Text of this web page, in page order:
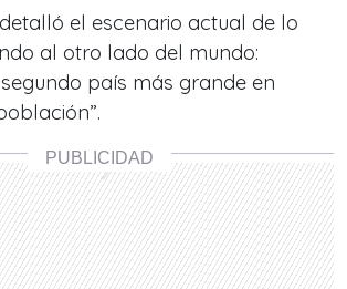
el escenario actual de lo
al otro lado del mundo:
país más grande en